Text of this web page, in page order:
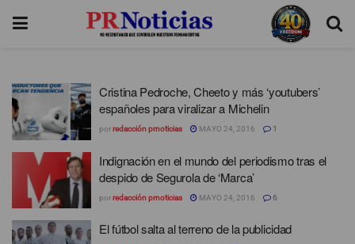
Cristina Pedroche, Cheeto y más ‘youtubers’
españoles para viralizar a Michelin
porredacción prnoticias MAYO 24, 2016 1
Indignación en el mundo del periodismo tras el
despido de Segurola de ‘Marca’
porredacción prnoticias MAYO 24, 2016 6
El fútbol salta al terreno de la publicidad